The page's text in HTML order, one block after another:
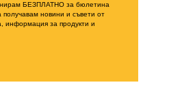
БЕЗПЛАТНО за бюлетина
новини и съвети от
информация за продукти и